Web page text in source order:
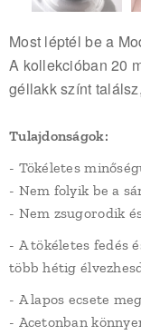
Most léptél be a
A kollekcióban 20
géllakk színt
Tulajdonságok:
- Tökéletes
- Nem folyik be a
- Nem zsugorodik
- A tökéletes fedés
több hétig
- A lapos ecsete
- Acetonban